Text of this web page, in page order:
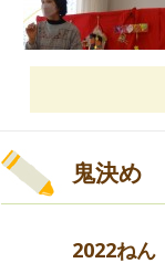
黄組さんは『Pecori
鬼決め
2022ね